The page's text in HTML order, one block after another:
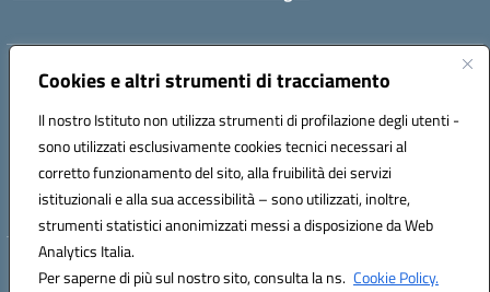
Cookies e altri strumenti di tracciamento
Il nostro Istituto non utilizza strumenti di profilazione degli utenti -
sono utilizzati esclusivamente cookies tecnici necessari al
corretto funzionamento del sito, alla fruibilità dei servizi
istituzionali e alla sua accessibilità – sono utilizzati, inoltre,
strumenti statistici anonimizzati messi a disposizione da Web
Analytics Italia.
Per saperne di più sul nostro sito, consulta la ns. Cookie Policy.
Indirizzo:Via Tiziano, 50 - 60125 Ancona
Posta elettronica certificata (PEC):anic81600p@pec.istruzione.it
Codice fiscale: 93084460422
Codice meccanografico: ANIC81600P
Hosting & Powered by 3D Solution S.r.l.